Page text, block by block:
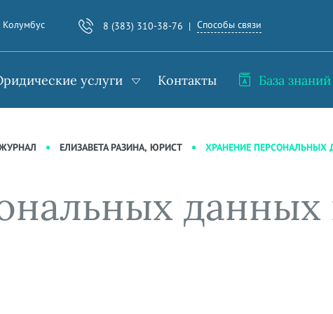
Колумбус 8 (383) 310-38-76 Способы связи
услуги Контакты База знаний
ЕЛИЗАВЕТА РАЗИНА, ЮРИСТ ХРАНЕНИЕ
данных